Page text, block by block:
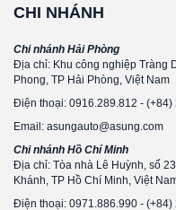
CHI NHÁNH
Chi nhánh Hải Phòng
Địa chỉ: Khu công nghiệp Tràng
Phong, TP Hải Phòng, Việt Nam
Điện thoại: 0916.289.812 - (+84)
Email: asungauto@asung.com
Chi nhánh Hồ Chí Minh
Địa chỉ: Tòa nhà Lê Huỳnh, số
Khánh, TP Hồ Chí Minh, Việt
Điện thoại: 0971.886.990 - (+84)